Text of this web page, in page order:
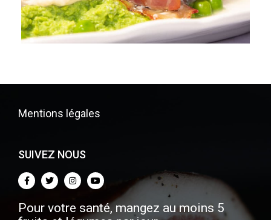
Mentions légales
SUIVEZ NOUS
Pour votre santé, mangez au moins 5